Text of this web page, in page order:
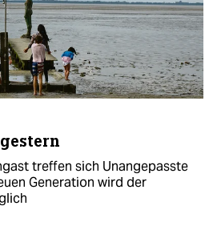
treffen sich Unangepasste
Generation wird der